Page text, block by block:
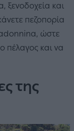
ξενοδοχεία και
πεζοπορία
ώστε
πέλαγος και να
της